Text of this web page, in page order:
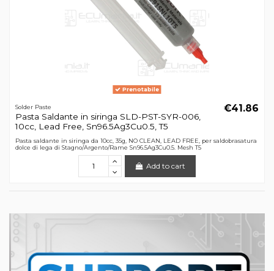
Prenotabile
Solder Paste
Pasta Saldante in siringa SLD-PST-SYR-006,
10cc, Lead Free, Sn96.5Ag3Cu0.5, T5
€41.86
Pasta saldante in siringa da 10cc, 35g, NO CLEAN, LEAD FREE, per saldobrasatura
dolce di lega di Stagno/Argento/Rame Sn96.5Ag3Cu0.5. Mesh T5
Add to cart